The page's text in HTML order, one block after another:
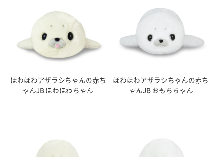
ほわほわアザラシちゃんの赤ち
ゃんJB ほわほわちゃん
ほわほわアザラシちゃんの赤ち
ゃんJB おもちちゃん